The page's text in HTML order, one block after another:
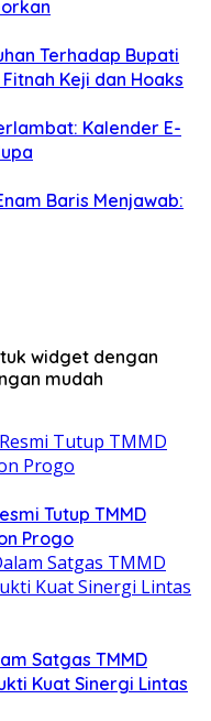
Terhadap Bupati
Keji dan Hoaks
Kalender E-
Baris Menjawab:
widget dengan
mudah
Tutup TMMD
Progo
Satgas TMMD
Kuat Sinergi Lintas